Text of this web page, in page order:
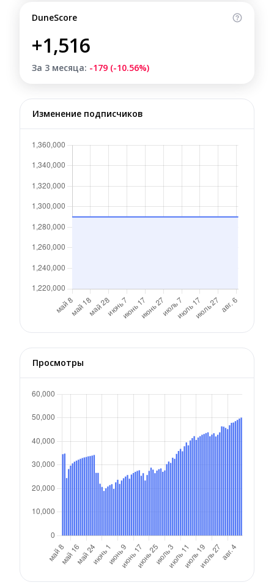
DuneScore
+1,516
За 3 месяца: -179 (-10.56%)
Изменение подписчиков
Просмотры